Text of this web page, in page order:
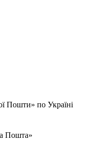
Пошти» по Україні
Пошта»